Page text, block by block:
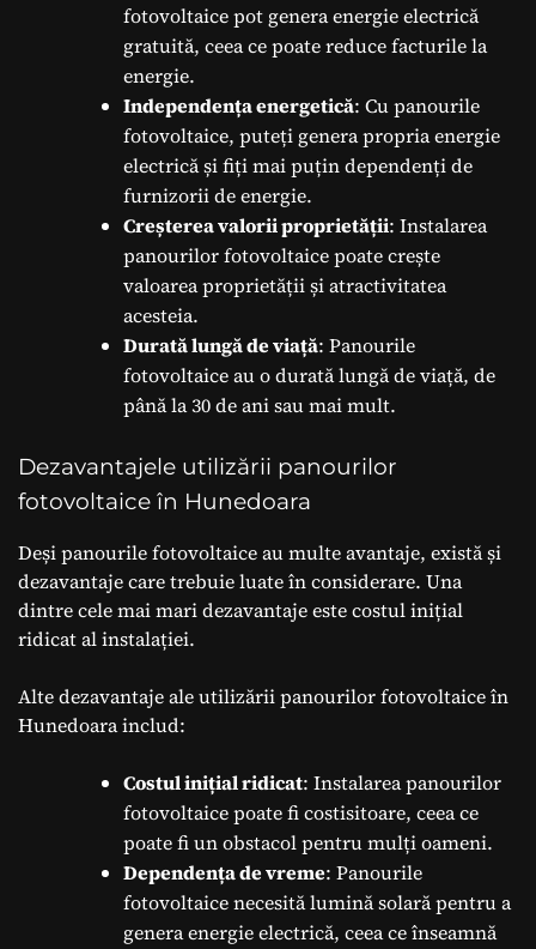
fotovoltaice pot genera energie electrică
gratuită, ceea ce poate reduce facturile la
energie.
Independența energetică: Cu panourile
fotovoltaice, puteți genera propria energie
electrică și fiți mai puțin dependenți de
furnizorii de energie.
Creșterea valorii proprietății: Instalarea
panourilor fotovoltaice poate crește
valoarea proprietății și atractivitatea
acesteia.
Durată lungă de viață: Panourile
fotovoltaice au o durată lungă de viață, de
până la 30 de ani sau mai mult.
Dezavantajele utilizării panourilor
fotovoltaice în Hunedoara
Deși panourile fotovoltaice au multe avantaje, există și
dezavantaje care trebuie luate în considerare. Una
dintre cele mai mari dezavantaje este costul inițial
ridicat al instalației.
Alte dezavantaje ale utilizării panourilor fotovoltaice în
Hunedoara includ:
Costul inițial ridicat: Instalarea panourilor
fotovoltaice poate fi costisitoare, ceea ce
poate fi un obstacol pentru mulți oameni.
Dependența de vreme: Panourile
fotovoltaice necesită lumină solară pentru a
genera energie electrică, ceea ce înseamnă